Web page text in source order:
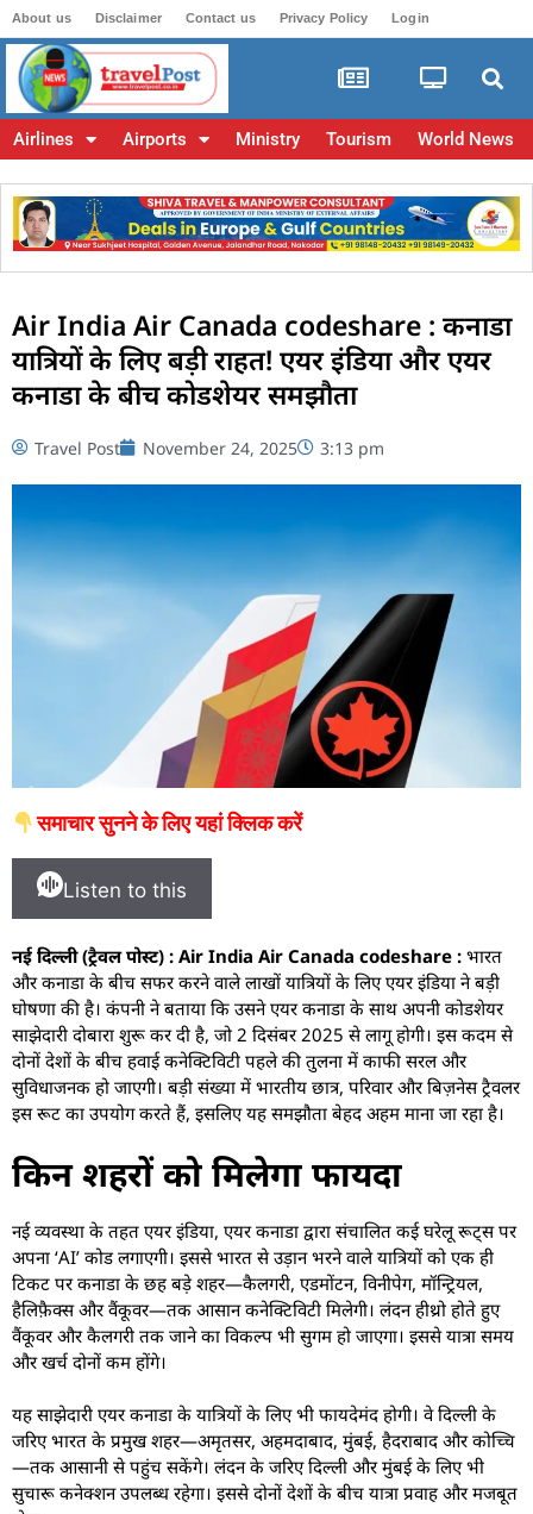
About us Disclaimer Contact us Privacy Policy Login
Airlines Airports Ministry Tourism World News
Air India Air Canada codeshare : कनाडा
यात्रियों के लिए बड़ी राहत! एयर इंडिया और एयर
कनाडा के बीच कोडशेयर समझौता
Travel Post November 24, 2025 3:13 pm
समाचार सुनने के लिए यहां क्लिक करें
Listen to this
नई दिल्ली (ट्रैवल पोस्ट) : Air India Air Canada codeshare : भारत
और कनाडा के बीच सफर करने वाले लाखों यात्रियों के लिए एयर इंडिया ने बड़ी
घोषणा की है। कंपनी ने बताया कि उसने एयर कनाडा के साथ अपनी कोडशेयर
साझेदारी दोबारा शुरू कर दी है, जो 2 दिसंबर 2025 से लागू होगी। इस कदम से
दोनों देशों के बीच हवाई कनेक्टिविटी पहले की तुलना में काफी सरल और
सुविधाजनक हो जाएगी। बड़ी संख्या में भारतीय छात्र, परिवार और बिज़नेस ट्रैवलर
इस रूट का उपयोग करते हैं, इसलिए यह समझौता बेहद अहम माना जा रहा है।
किन शहरों को मिलेगा फायदा
नई व्यवस्था के तहत एयर इंडिया, एयर कनाडा द्वारा संचालित कई घरेलू रूट्स पर
अपना ‘AI’ कोड लगाएगी। इससे भारत से उड़ान भरने वाले यात्रियों को एक ही
टिकट पर कनाडा के छह बड़े शहर—कैलगरी, एडमोंटन, विनीपेग, मॉन्ट्रियल,
हैलिफ़ैक्स और वैंकूवर—तक आसान कनेक्टिविटी मिलेगी। लंदन हीथ्रो होते हुए
वैंकूवर और कैलगरी तक जाने का विकल्प भी सुगम हो जाएगा। इससे यात्रा समय
और खर्च दोनों कम होंगे।
यह साझेदारी एयर कनाडा के यात्रियों के लिए भी फायदेमंद होगी। वे दिल्ली के
जरिए भारत के प्रमुख शहर—अमृतसर, अहमदाबाद, मुंबई, हैदराबाद और कोच्चि
—तक आसानी से पहुंच सकेंगे। लंदन के जरिए दिल्ली और मुंबई के लिए भी
सुचारू कनेक्शन उपलब्ध रहेगा। इससे दोनों देशों के बीच यात्रा प्रवाह और मजबूत